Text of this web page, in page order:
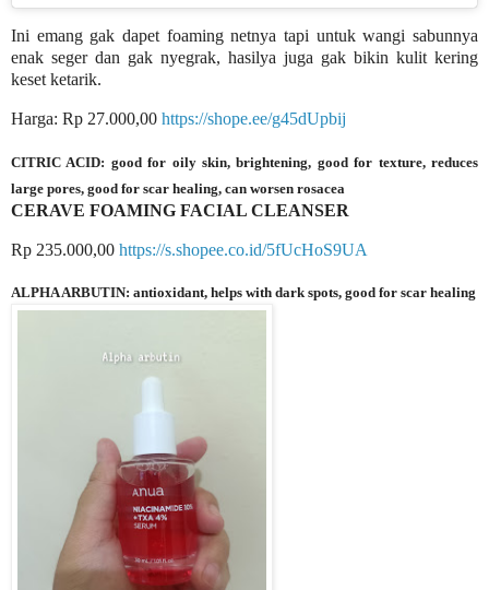
Ini emang gak dapet foaming netnya tapi untuk wangi sabunnya
enak seger dan gak nyegrak, hasilya juga gak bikin kulit kering
keset ketarik.
Harga: Rp 27.000,00 https://shope.ee/g45dUpbij
CITRIC ACID: good for oily skin, brightening, good for texture, reduces
large pores, good for scar healing, can worsen rosacea
CERAVE FOAMING FACIAL CLEANSER
Rp 235.000,00 https://s.shopee.co.id/5fUcHoS9UA
ALPHA ARBUTIN: antioxidant, helps with dark spots, good for scar healing